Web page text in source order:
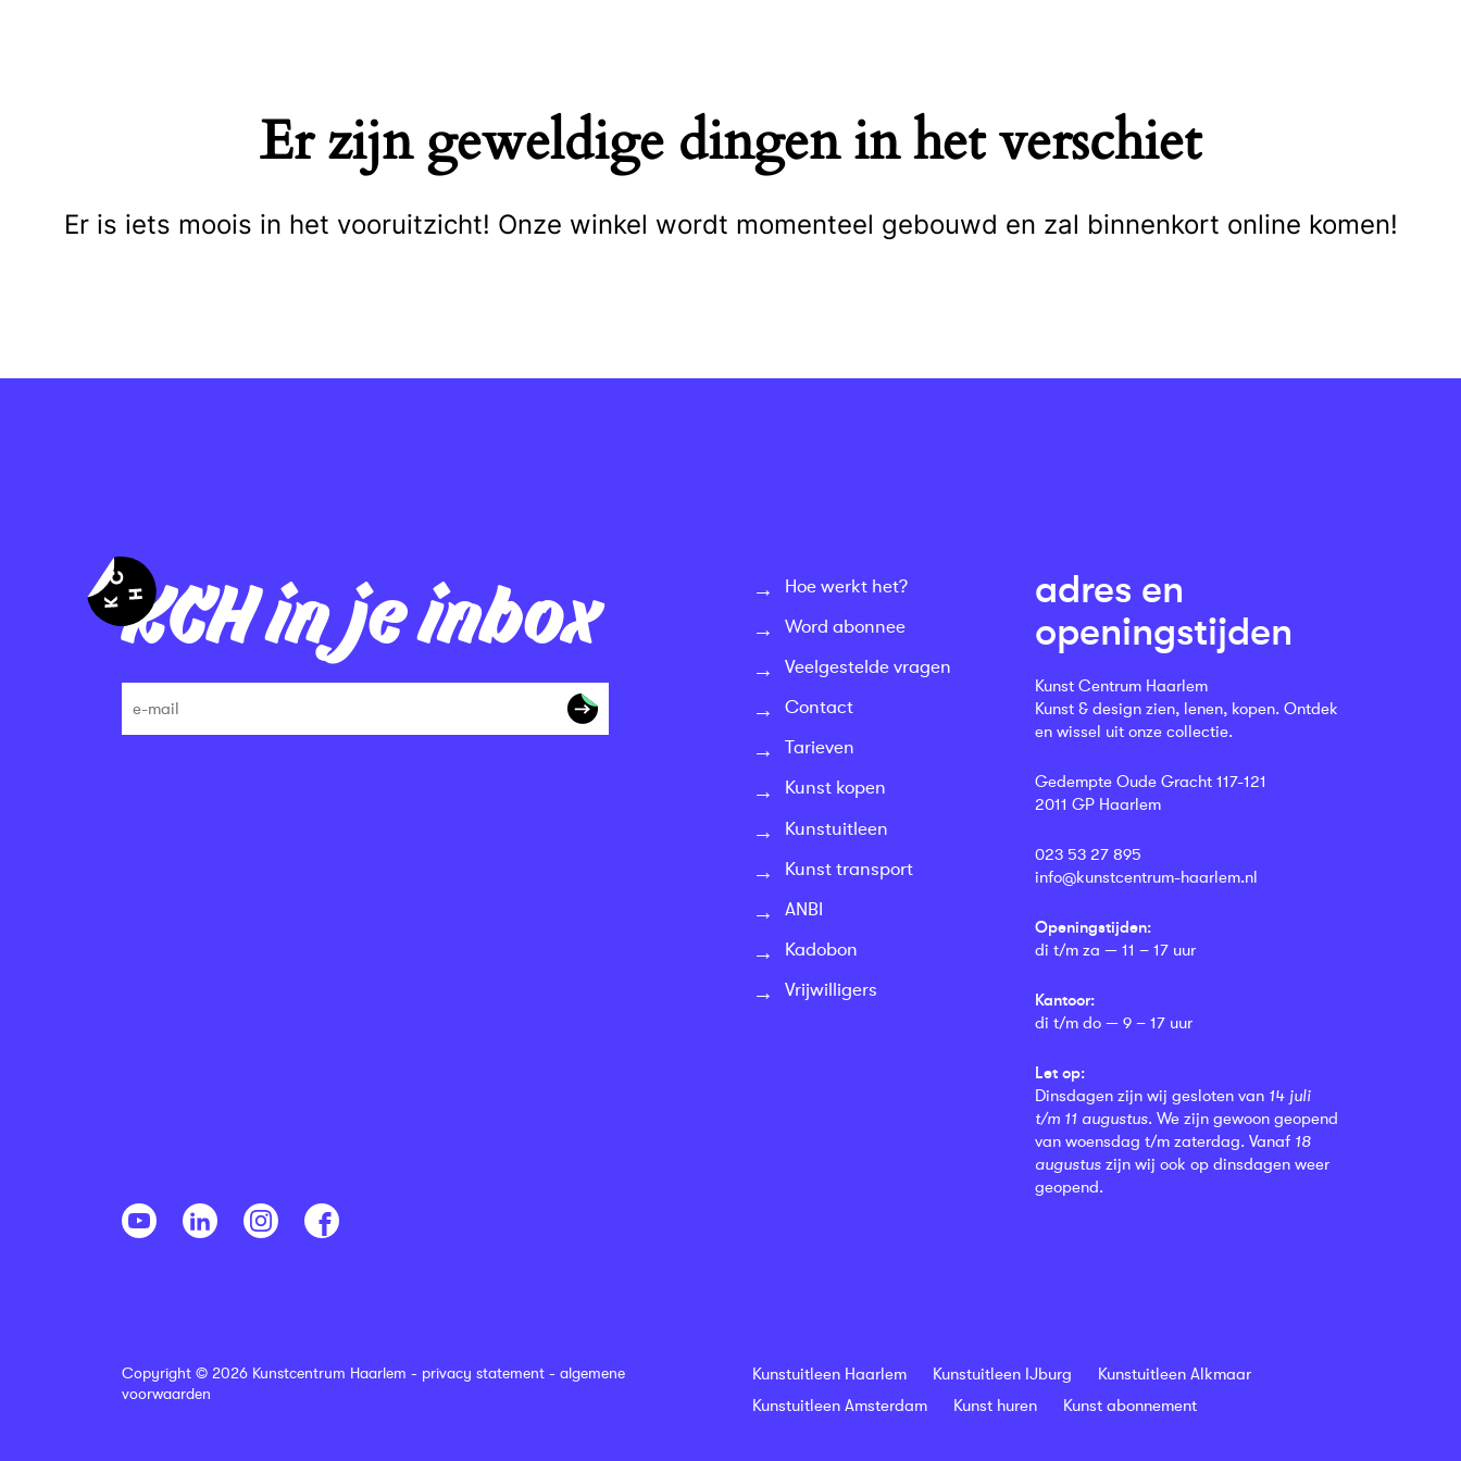
Er zijn geweldige dingen in het verschiet
Er is iets moois in het vooruitzicht! Onze winkel wordt momenteel gebouwd en zal binnenkort online komen!
KCH in je inbox
Hoe werkt het?
Word abonnee
Veelgestelde vragen
Contact
Tarieven
Kunst kopen
Kunstuitleen
Kunst transport
ANBI
Kadobon
Vrijwilligers
adres en
openingstijden
Kunst Centrum Haarlem
Kunst & design zien, lenen, kopen. Ontdek
en wissel uit onze collectie.
Gedempte Oude Gracht 117-121
2011 GP Haarlem
023 53 27 895
info@kunstcentrum-haarlem.nl
Openingstijden:
di t/m za — 11 – 17 uur
Kantoor:
di t/m do — 9 – 17 uur
Let op:
Dinsdagen zijn wij gesloten van 14 juli
t/m 11 augustus. We zijn gewoon geopend
van woensdag t/m zaterdag. Vanaf 18
augustus zijn wij ook op dinsdagen weer
geopend.
Copyright © 2026 Kunstcentrum Haarlem - privacy statement - algemene
voorwaarden
Kunstuitleen Haarlem Kunstuitleen IJburg
Kunstuitleen Alkmaar
Kunstuitleen Amsterdam
Kunst huren Kunst abonnement